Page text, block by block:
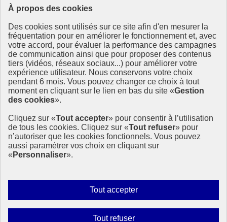
À propos des cookies
Des cookies sont utilisés sur ce site afin d'en mesurer la
fréquentation pour en améliorer le fonctionnement et, avec
votre accord, pour évaluer la performance des campagnes
de communication ainsi que pour proposer des contenus
tiers (vidéos, réseaux sociaux...) pour améliorer votre
expérience utilisateur. Nous conservons votre choix
pendant 6 mois. Vous pouvez changer ce choix à tout
moment en cliquant sur le lien en bas du site «Gestion
des cookies».
Cliquez sur «Tout accepter» pour consentir à l’utilisation
de tous les cookies. Cliquez sur «Tout refuser» pour
n’autoriser que les cookies fonctionnels. Vous pouvez
aussi paramétrer vos choix en cliquant sur
« Personnaliser».
Tout accepterAutoriser
tous
Tout refuserInterdire
Ressources
Ressources
La Méth’ODD
Gouvernement
Ce site propose l’information de référence concernant l’Agenda
2030 et la feuille de route de la France. Il valorise la mobilisation de
tous les acteurs.
info.gouv.fr- ouvre une nouvelle fenêtre
service-public.fr - ouvre une nouvelle fenêtre
legifrance.gouv.fr- ouvre une nouvelle fenêtre
data.gouv.fr- ouvre une nouvelle fenêtre
Plan du site
Mentions légales